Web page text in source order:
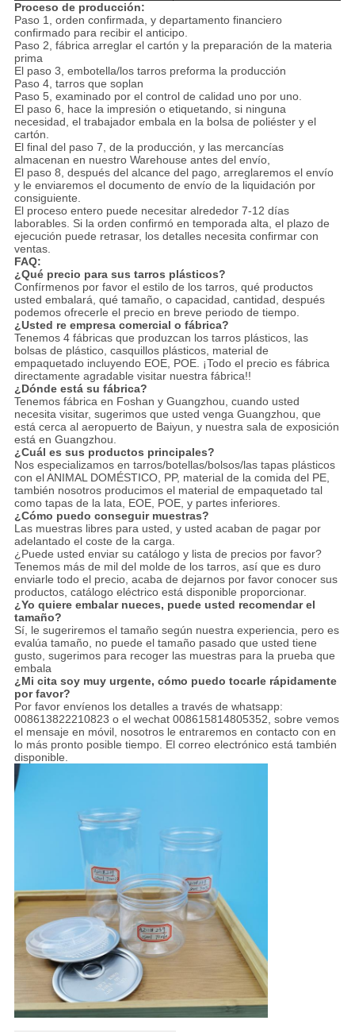
Proceso de producción:
Paso 1, orden confirmada, y departamento financiero
confirmado para recibir el anticipo.
Paso 2, fábrica arreglar el cartón y la preparación de la materia
prima
El paso 3, embotella/los tarros preforma la producción
Paso 4, tarros que soplan
Paso 5, examinado por el control de calidad uno por uno.
El paso 6, hace la impresión o etiquetando, si ninguna
necesidad, el trabajador embala en la bolsa de poliéster y el
cartón.
El final del paso 7, de la producción, y las mercancías
almacenan en nuestro Warehouse antes del envío,
El paso 8, después del alcance del pago, arreglaremos el envío
y le enviaremos el documento de envío de la liquidación por
consiguiente.
El proceso entero puede necesitar alrededor 7-12 días
laborables. Si la orden confirmó en temporada alta, el plazo de
ejecución puede retrasar, los detalles necesita confirmar con
ventas.
FAQ:
¿Qué precio para sus tarros plásticos?
Confírmenos por favor el estilo de los tarros, qué productos
usted embalará, qué tamaño, o capacidad, cantidad, después
podemos ofrecerle el precio en breve periodo de tiempo.
¿Usted re empresa comercial o fábrica?
Tenemos 4 fábricas que produzcan los tarros plásticos, las
bolsas de plástico, casquillos plásticos, material de
empaquetado incluyendo EOE, POE. ¡Todo el precio es fábrica
directamente agradable visitar nuestra fábrica!!
¿Dónde está su fábrica?
Tenemos fábrica en Foshan y Guangzhou, cuando usted
necesita visitar, sugerimos que usted venga Guangzhou, que
está cerca al aeropuerto de Baiyun, y nuestra sala de exposición
está en Guangzhou.
¿Cuál es sus productos principales?
Nos especializamos en tarros/botellas/bolsos/las tapas plásticos
con el ANIMAL DOMÉSTICO, PP, material de la comida del PE,
también nosotros producimos el material de empaquetado tal
como tapas de la lata, EOE, POE, y partes inferiores.
¿Cómo puedo conseguir muestras?
Las muestras libres para usted, y usted acaban de pagar por
adelantado el coste de la carga.
¿Puede usted enviar su catálogo y lista de precios por favor?
Tenemos más de mil del molde de los tarros, así que es duro
enviarle todo el precio, acaba de dejarnos por favor conocer sus
productos, catálogo eléctrico está disponible proporcionar.
¿Yo quiere embalar nueces, puede usted recomendar el
tamaño?
Sí, le sugeriremos el tamaño según nuestra experiencia, pero es
evalúa tamaño, no puede el tamaño pasado que usted tiene
gusto, sugerimos para recoger las muestras para la prueba que
embala
¿Mi cita soy muy urgente, cómo puedo tocarle rápidamente
por favor?
Por favor envíenos los detalles a través de whatsapp:
008613822210823 o el wechat 008615814805352, sobre vemos
el mensaje en móvil, nosotros le entraremos en contacto con en
lo más pronto posible tiempo. El correo electrónico está también
disponible.